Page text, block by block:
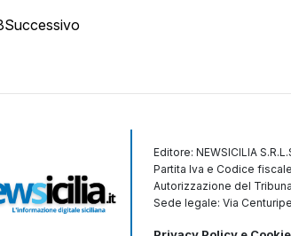
Successivo
Editore: NEWSICILIA
Partita Iva e Codice
Autorizzazione del
Sede legale: Via